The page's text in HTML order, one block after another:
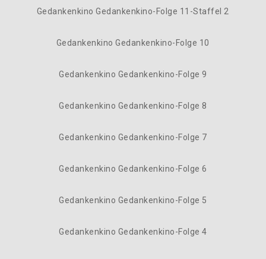
Gedankenkino Gedankenkino-Folge 11-Staffel 2
Gedankenkino Gedankenkino-Folge 10
Gedankenkino Gedankenkino-Folge 9
Gedankenkino Gedankenkino-Folge 8
Gedankenkino Gedankenkino-Folge 7
Gedankenkino Gedankenkino-Folge 6
Gedankenkino Gedankenkino-Folge 5
Gedankenkino Gedankenkino-Folge 4